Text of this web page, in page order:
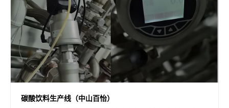
碳酸饮料生产线（中山百怡）